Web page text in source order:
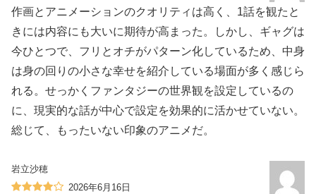
作画とアニメーションのクオリティは高く、1話を観たと
きには内容にも大いに期待が高まった。しかし、ギャグは
今ひとつで、フリとオチがパターン化しているため、中身
は身の回りの小さな幸せを紹介している場面が多く感じら
れる。せっかくファンタジーの世界観を設定しているの
に、現実的な話が中心で設定を効果的に活かせていない。
総じて、もったいない印象のアニメだ。
岩立沙穂
2026年6月16日